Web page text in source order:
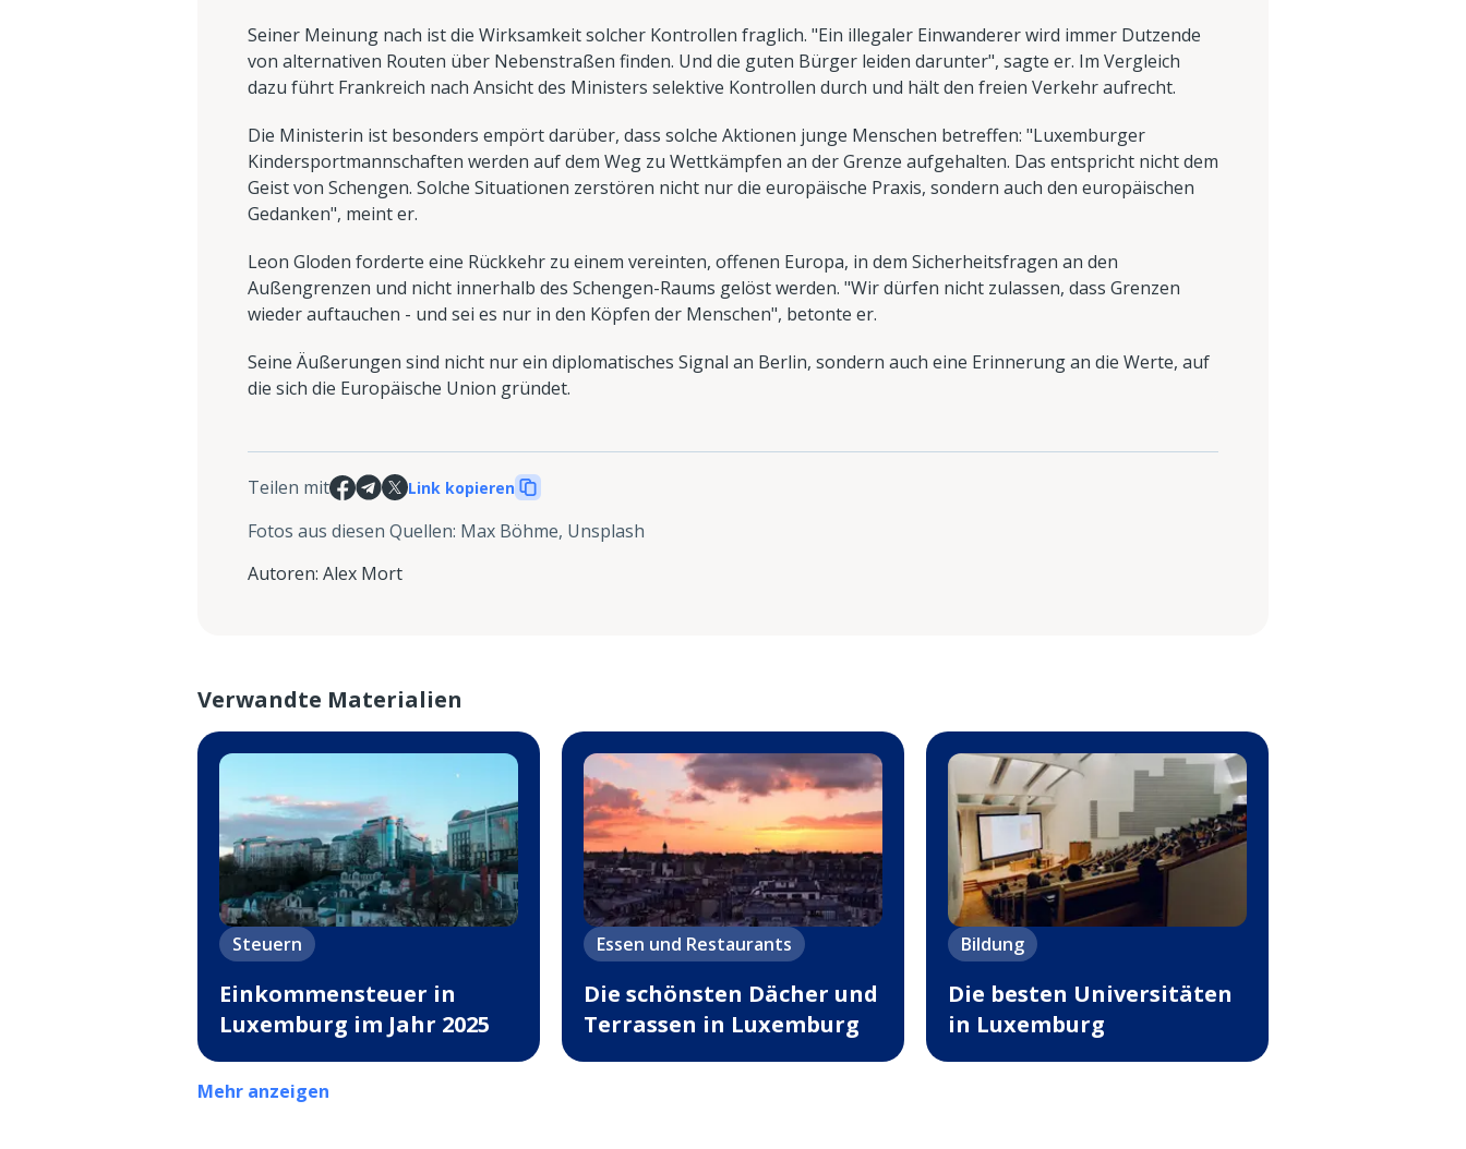
Seiner Meinung nach ist die Wirksamkeit solcher Kontrollen fraglich. "Ein illegaler Einwanderer wird immer Dutzende
von alternativen Routen über Nebenstraßen finden. Und die guten Bürger leiden darunter", sagte er. Im Vergleich
dazu führt Frankreich nach Ansicht des Ministers selektive Kontrollen durch und hält den freien Verkehr aufrecht.
Die Ministerin ist besonders empört darüber, dass solche Aktionen junge Menschen betreffen: "Luxemburger
Kindersportmannschaften werden auf dem Weg zu Wettkämpfen an der Grenze aufgehalten. Das entspricht nicht dem
Geist von Schengen. Solche Situationen zerstören nicht nur die europäische Praxis, sondern auch den europäischen
Gedanken", meint er.
Leon Gloden forderte eine Rückkehr zu einem vereinten, offenen Europa, in dem Sicherheitsfragen an den
Außengrenzen und nicht innerhalb des Schengen-Raums gelöst werden. "Wir dürfen nicht zulassen, dass Grenzen
wieder auftauchen - und sei es nur in den Köpfen der Menschen", betonte er.
Seine Äußerungen sind nicht nur ein diplomatisches Signal an Berlin, sondern auch eine Erinnerung an die Werte, auf
die sich die Europäische Union gründet.
Teilen mit Link kopieren
Fotos aus diesen Quellen: Max Böhme, Unsplash
Autoren: Alex Mort
Verwandte Materialien
Steuern
Einkommensteuer in
Luxemburg im Jahr 2025
Essen und Restaurants
Die schönsten Dächer und
Terrassen in Luxemburg
Bildung
Die besten Universitäten
in Luxemburg
Mehr anzeigen